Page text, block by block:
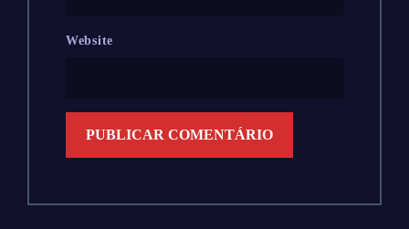
Website